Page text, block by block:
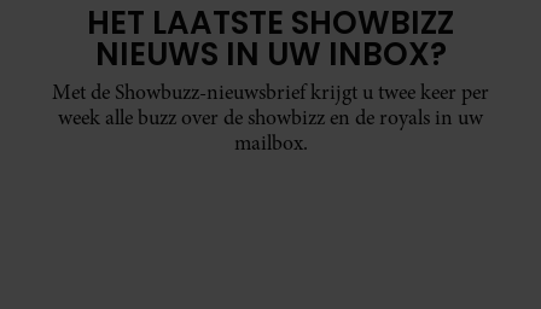
HET LAATSTE SHOWBIZZ
NIEUWS IN UW INBOX?
Met de Showbuzz-nieuwsbrief krijgt u twee keer per
week alle buzz over de showbizz en de royals in uw
mailbox.